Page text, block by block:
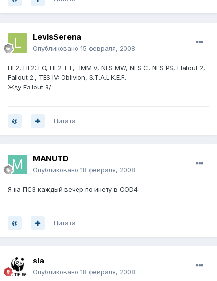
LevisSerena
Опубликовано 15 февраля, 2008
HL2, HL2: EO, HL2: ET, HMM V, NFS MW, NFS C, NFS PS, Flatout 2,
Fallout 2., TES IV: Oblivion, S.T.A.L.K.E.R.
Жду Fallout 3/
Цитата
MANUTD
Опубликовано 18 февраля, 2008
Я на ПС3 каждый вечер по инету в COD4
Цитата
sla
Опубликовано 18 февраля, 2008